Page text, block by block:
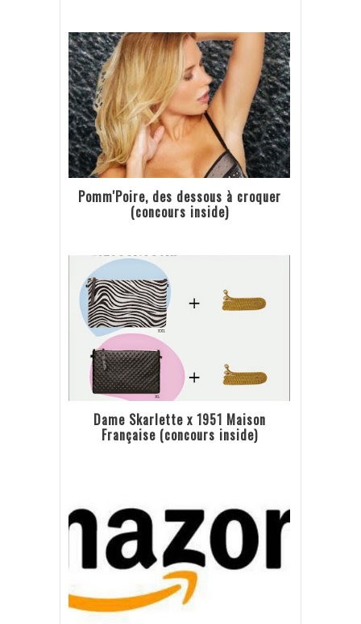
Pomm'Poire, des dessous à croquer
(concours inside)
Dame Skarlette x 1951 Maison
Française (concours inside)